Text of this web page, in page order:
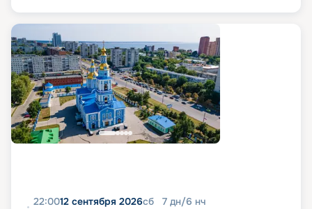
22:0012 сентября 2026сб 7 дн/6 нч